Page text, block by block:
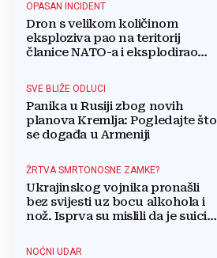
OPASAN INCIDENT
Dron s velikom količinom
eksploziva pao na teritorij
članice NATO-a i eksplodirao
SVE BLIŽE ODLUCI
Panika u Rusiji zbog novih
planova Kremlja: Pogledajte što
se događa u Armeniji
ŽRTVA SMRTONOSNE ZAMKE?
Ukrajinskog vojnika pronašli
bez svijesti uz bocu alkohola i
nož. Isprva su mislili da je suicid,
NOĆNI UDAR